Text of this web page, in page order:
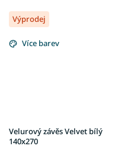
Výprodej
Více barev
Velurový závěs Velvet bílý
140x270